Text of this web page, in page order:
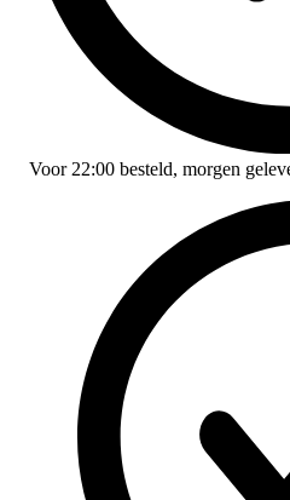
Voor 22:00 besteld, morgen